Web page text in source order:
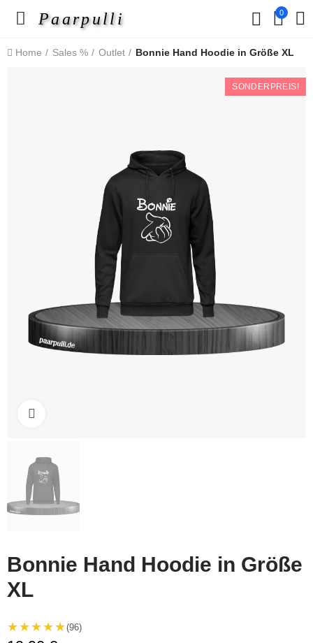
Paarpulli 0
Home Sales % Outlet Bonnie Hand Hoodie in Größe XL
SONDERPREIS!
Bonnie Hand Hoodie in Größe
XL
★★★★★(96)